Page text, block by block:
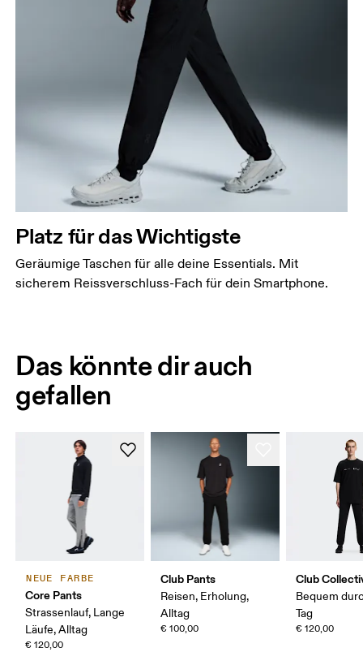
Platz für das Wichtigste
Geräumige Taschen für alle deine Essentials. Mit
sicherem Reissverschluss-Fach für dein Smartphone.
Das könnte dir auch
gefallen
NEUE FARBE
Core Pants
Strassenlauf, Lange
Läufe, Alltag
€ 120,00
Club Pants
Reisen, Erholung,
Alltag
€ 100,00
Club
Bequem
Tag
€ 120,00